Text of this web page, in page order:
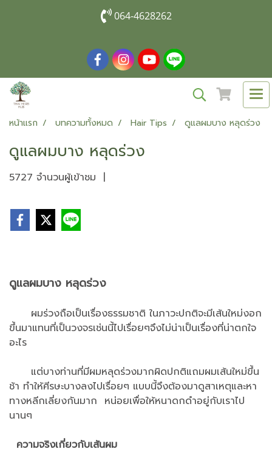
064-4628262
หน้าแรก บทความทั้งหมด Hair Tips ดูแลผมบาง หลุดร่วง
ดูแลผมบาง หลุดร่วง
5727 จำนวนผู้เข้าชม |
ดูแลผมบาง หลุดร่วง
ผมร่วงถือเป็นเรื่องธรรมชาติ ในภาวะปกติจะมีเส้นใหม่งอก
ขึ้นมาแทนที่เป็นวงจรเช่นนี้ไปเรื่อยๆจึงไม่น่าเป็นเรื่องที่น่าตกใจ
อะไร
แต่บางท่านที่มีผมหลุดร่วงมากผิดปกติแถมผมเส้นใหม่ขึ้น
ช้า ทำให้ศีรษะบางลงไปเรื่อยๆ แบบนี้จึงต้องมาดูสาเหตุและหา
ทางหลีกเลี่ยงกันมาก หน่อยเพื่อให้หนาดกดำอยู่กับเราไป
นานๆ
ความจริงเกี่ยวกับเส้นผม